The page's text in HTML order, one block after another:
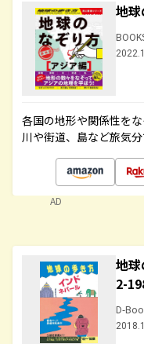
地
各国の地形や関係性を
川や街道、島など旅気
AD
地
2-
D-